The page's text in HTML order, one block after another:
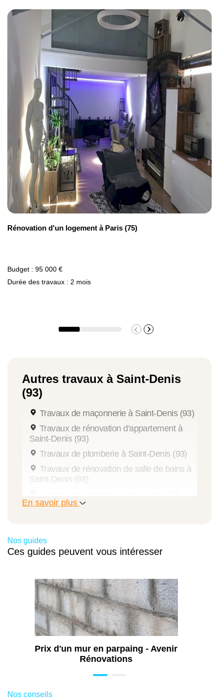
Avenir Rénovationspourra vous donner des
conseils avisés pour l'aménagement du nouvel
espace. Nous vous aiderons à sélectionner les
matériaux de construction (bois, béton, pierre, etc.),
le revêtement pour sols et la peinture adaptés à la
nouvelle pièce.
Rénovation d'un logement à Paris (75)
Budget : 95 000 €
Durée des travaux : 2 mois
Autres travaux à Saint-Denis
(93)
Travaux de maçonnerie à Saint-Denis (93)
Travaux de rénovation d'appartement à
Saint-Denis (93)
Travaux de plomberie à Saint-Denis (93)
Travaux de rénovation de salle de bains à
Saint-Denis (93)
Travaux d'extension de maison à Saint-
Travaux de rénovation à Saint-Denis (93)
Aménagement de combles à Saint-Denis
(93)
Travaux d'isolation à Saint-Denis (93)
En savoir plus
Nos guides
Ces guides peuvent vous intéresser
Prix d'un mur en parpaing - Avenir
Rénovations
Nos conseils